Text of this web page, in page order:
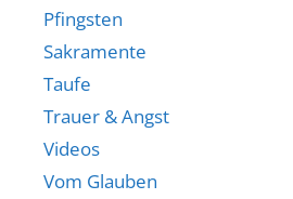
Pfingsten
Sakramente
Taufe
Trauer & Angst
Videos
Vom Glauben